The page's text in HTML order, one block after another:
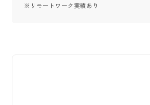
※リモートワーク実績あり